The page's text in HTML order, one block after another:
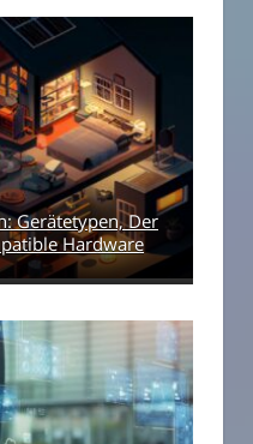
Gerätetypen, Der
Hardware